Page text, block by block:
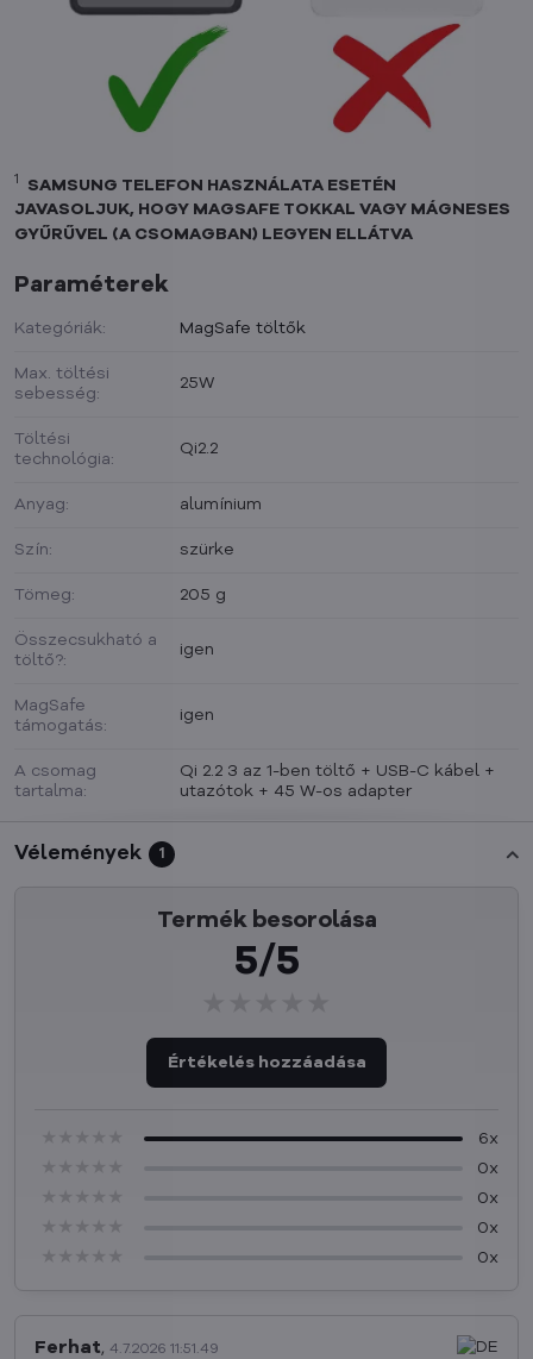
1
SAMSUNG TELEFON HASZNÁLATA ESETÉN
JAVASOLJUK, HOGY MAGSAFE TOKKAL VAGY MÁGNESES
GYŰRŰVEL (A CSOMAGBAN) LEGYEN ELLÁTVA
Paraméterek
Kategóriák: MagSafe töltők
Max. töltési
sebesség:
25W
Töltési
technológia:
Qi2.2
Anyag: alumínium
Szín: szürke
Tömeg: 205 g
Összecsukható a
töltő?:
igen
MagSafe
támogatás:
igen
A csomag
tartalma:
Qi 2.2 3 az 1-ben töltő + USB-C kábel +
utazótok + 45 W-os adapter
Vélemények 1
Termék besorolása
5/5
Értékelés hozzáadása
6x
0x
0x
0x
0x
Ferhat, 4.7.2026 11:51.49